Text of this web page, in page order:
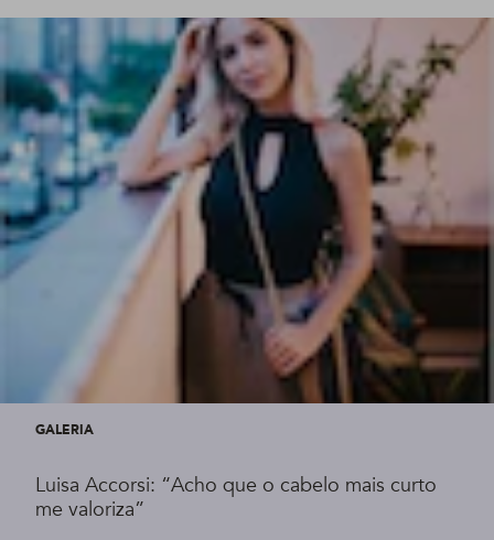
GALERIA
Luisa Accorsi: “Acho que o cabelo mais curto
me valoriza”